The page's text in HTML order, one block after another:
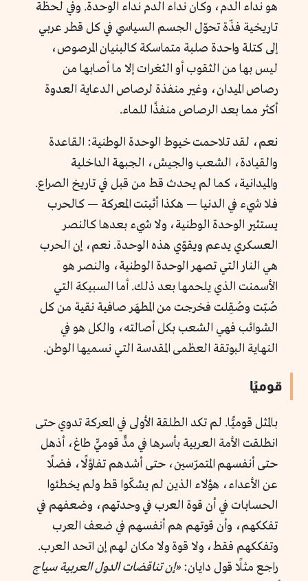
هو نداء الدم، وكان نداء الدم نداء الوحدة. وفي لحظة
تاريخية فذّة تحوّل الجسم السياسي في كل قطر عربي
إلى كتلة واحدة صلبة متماسكة كالبنيان المرصوص،
ليس بها من الثقوب أو الثغرات إلا ما أصابها من
رصاص الميدان، وغير منفذة لرصاص الدعاية العدوة
أكثر مما بعد الرصاص منفذًا للماء.
نعم، لقد تلاحمت خيوط الوحدة الوطنية: القاعدة
والقيادة، الشعب والجيش، الجبهة الداخلية
والميدانية، كما لم يحدث قط من قبل في تاريخ الصراع.
فلا شيء في الدنيا — هكذا أثبتت المعركة — كالحرب
يستثير الوحدة الوطنية، ولا شيء بعدها كالنصر
العسكري يدعم ويقوّي هذه الوحدة. نعم، إن الحرب
هي النار التي تصهر الوحدة الوطنية، والنصر هو
الأسمنت الذي يلحمها بعد ذلك. أما السبيكة التي
صُبّت وصُقِلت فخرجت من المطهَر صافية نقية من كل
الشوائب فهي الشعب بكل أصالته، والكل هو في
النهاية البوتقة العظمى المقدسة التي نسميها الوطن.
قوميًا
بالمثل قوميًّا. لم تكد الطلقة الأولى في المعركة تدوي حتى
انطلقت الأمة العربية بأسرها في مدٍّ قوميٍّ طاغ، أذهل
حتى أنفسهم المتمرّسين، حتى أشدهم تفاؤلًا، فضلًا
عن الأعداء، هؤلاء الذين لم يشكّوا قط ولم يخطئوا
الحسابات في أن قوة العرب في وحدتهم، وضعفهم في
تفككهم، وأن قوتهم هم أنفسهم في ضعف العرب
وتفككهم فقط، ولا قوة ولا مكان لهم إن اتحد العرب.
راجع مثلًا قول دايان: «إن تناقضات الدول العربية سياج